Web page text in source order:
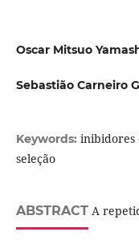
Oscar Mitsuo
Sebastião Carneiro
Keywords: inibidores
seleção
ABSTRACTA